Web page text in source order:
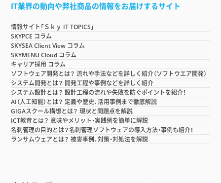
IT業界の動向や弊社商品の情報をお届けするサイト
情報サイト「Ｓｋｙ IT TOPICS」
SKYPCE コラム
SKYSEA Client View コラム
SKYMENU Cloud コラム
キャリア採用 コラム
ソフトウェア開発とは？ 流れや手法などを詳しく紹介（ソフトウエア開発）
システム開発とは？ 開発工程や事例などを詳しく紹介
システム設計とは？ 設計工程の流れや失敗を防ぐポイントを紹介！
AI（人工知能）とは？ 定義や歴史、活用事例まで徹底解説
GIGAスクール構想とは？ 現状と問題点を解説
ICT教育とは？ 意味やメリット・実践例を簡単に解説
名刺管理の目的とは？名刺管理ソフトウェアの導入方法・事例も紹介！
ランサムウェアとは？ 被害事例、対策・対処法を解説